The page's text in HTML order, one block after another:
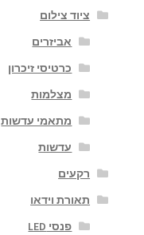
ציוד צילום
אביזרים
כרטיסי זיכרון
מצלמות
מתאמי עדשות
עדשות
רקעים
תאורת וידאו
פנסי LED